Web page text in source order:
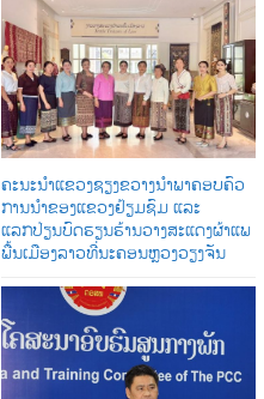
ຄະນະນຳແຂວງຊຽງຂວາງນຳພາຄອບຄົວ
ການນໍາຂອງແຂວງຢ້ຽມຊົມ ແລະ
ແລກປ່ຽນບົດຮຽນຮ້ານວາງສະແດງຜ້າແພ
ພື້ນເມືອງລາວທີ່ນະຄອນຫຼວງວຽງຈັນ